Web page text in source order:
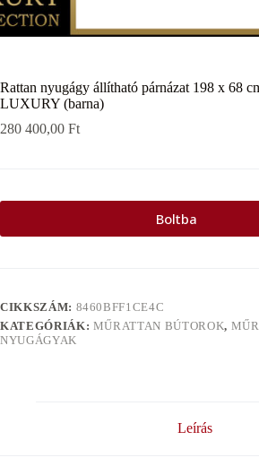
Rattan nyugágy állítható párnázat 198 x 68
LUXURY (barna)
280 400,00 Ft
Boltba
CIKKSZÁM: 8460BFF1CE4C
KATEGÓRIÁK: MŰRATTAN BÚTOROK,
NYUGÁGYAK
Leírás